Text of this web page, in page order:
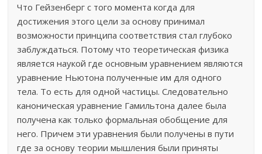
Что Гейзенберг с того момента когда для
достижения этого цели за основу принимал
возможности принципа соответствия стал глубоко
заблуждаться. Потому что теоретическая физика
является наукой где основным уравнением являются
уравнение Ньютона полученные им для одного
тела. То есть для одной частицы. Следовательно
каноническая уравнение Гамильтона далее была
получена как только формальная обобщение для
него. Причем эти уравнения были получены в пути
где за основу теории мышления были приняты